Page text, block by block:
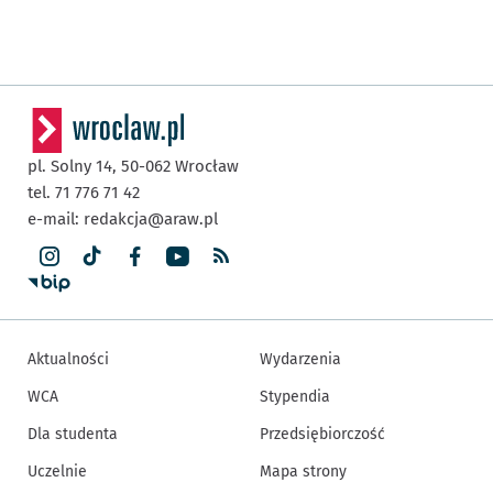
pl. Solny 14, 50-062 Wrocław
tel. 71 776 71 42
e-mail: redakcja@araw.pl
Aktualności
WCA
Dla studenta
Uczelnie
Wydarzenia
Stypendia
Przedsiębiorczość
Mapa strony